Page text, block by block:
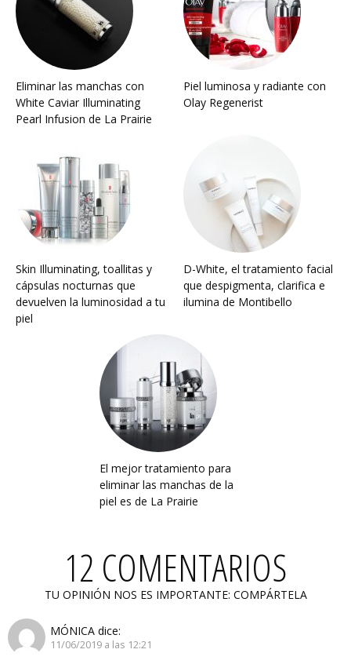
Eliminar las manchas con
White Caviar Illuminating
Pearl Infusion de La Prairie
Piel luminosa y radiante con
Olay Regenerist
Skin Illuminating, toallitas y
cápsulas nocturnas que
devuelven la luminosidad a tu
piel
D-White, el tratamiento facial
que despigmenta, clarifica e
ilumina de Montibello
El mejor tratamiento para
eliminar las manchas de la
piel es de La Prairie
12 COMENTARIOS
TU OPINIÓN NOS ES IMPORTANTE: COMPÁRTELA
MÓNICA dice:
11/06/2019 a las 12:21